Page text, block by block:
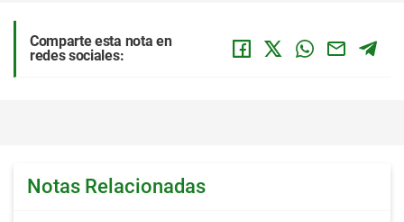
Comparte esta nota en
redes sociales:
Notas Relacionadas